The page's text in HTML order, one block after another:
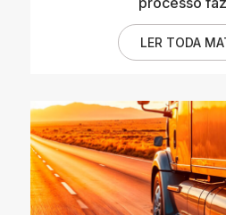
LER TODA